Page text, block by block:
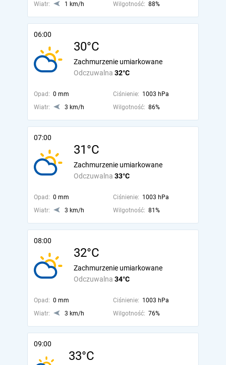
Wiatr:
1 km/h Wilgotność: 88%
06:00
30°C
Odczuwalna 32°C
Zachmurzenie umiarkowane
Opad: 0 mm Ciśnienie: 1003 hPa
Wiatr:
3 km/h Wilgotność: 86%
07:00
31°C
Odczuwalna 33°C
Zachmurzenie umiarkowane
Opad: 0 mm Ciśnienie: 1003 hPa
Wiatr:
3 km/h Wilgotność: 81%
08:00
32°C
Odczuwalna 34°C
Zachmurzenie umiarkowane
Opad: 0 mm Ciśnienie: 1003 hPa
Wiatr:
3 km/h Wilgotność: 76%
09:00
33°C